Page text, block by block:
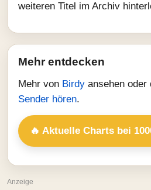
weiteren Titel im Archiv
Mehr entdecken
Mehr von Birdy ansehen oder
Sender hören.
🔥 Aktuelle Charts bei
Anzeige